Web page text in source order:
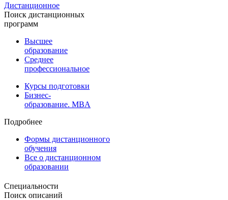
Дистанционное
Поиск дистанционных
программ
Высшее
образование
Среднее
профессиональное
Курсы подготовки
Бизнес-
образование. MBA
Подробнее
Формы дистанционного
обучения
Все о дистанционном
образовании
Специальности
Поиск описаний